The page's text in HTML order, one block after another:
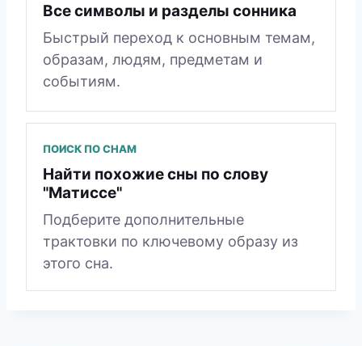
Все символы и разделы сонника
Быстрый переход к основным темам,
образам, людям, предметам и
событиям.
ПОИСК ПО СНАМ
Найти похожие сны по слову
"Матиссе"
Подберите дополнительные
трактовки по ключевому образу из
этого сна.